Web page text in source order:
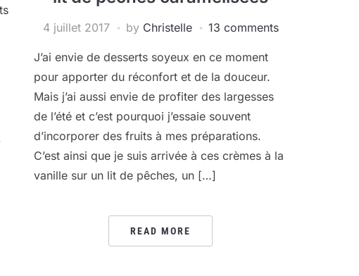
4 juillet 2017 by Christelle 13 comments
J’ai envie de desserts soyeux en ce moment
pour apporter du réconfort et de la douceur.
Mais j’ai aussi envie de profiter des largesses
de l’été et c’est pourquoi j’essaie souvent
d’incorporer des fruits à mes préparations.
C’est ainsi que je suis arrivée à ces crèmes à la
vanille sur un lit de pêches, un […]
READ MORE